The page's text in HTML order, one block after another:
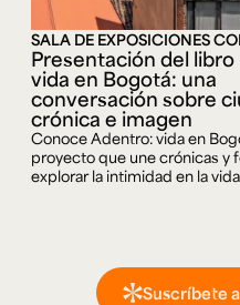
SALA DE EXPOSICIONES
Presentación del
vida en Bogotá: una
conversación sobre
crónica e imagen
Conoce Adentro: vida en
proyecto que une crónicas y
explorar la intimidad en la
Suscríbete